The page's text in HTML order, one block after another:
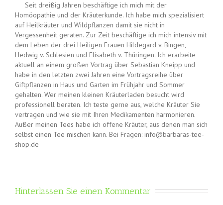
Seit dreißig Jahren beschäftige ich mich mit der
Homöopathie und der Kräuterkunde. Ich habe mich spezialisiert
auf Heilkräuter und Wildpflanzen damit sie nicht in
Vergessenheit geraten. Zur Zeit beschäftige ich mich intensiv mit
dem Leben der drei Heiligen Frauen Hildegard v. Bingen,
Hedwig v. Schlesien und Elisabeth v. Thüringen. Ich erarbeite
aktuell an einem großen Vortrag über Sebastian Kneipp und
habe in den letzten zwei Jahren eine Vortragsreihe über
Giftpflanzen in Haus und Garten im Frühjahr und Sommer
gehalten. Wer meinen kleinen Kräuterladen besucht wird
professionell beraten. Ich teste gerne aus, welche Kräuter Sie
vertragen und wie sie mit Ihren Medikamenten harmonieren.
Außer meinen Tees habe ich offene Kräuter, aus denen man sich
selbst einen Tee mischen kann. Bei Fragen: info@barbaras-tee-
shop.de
Hinterlassen Sie einen Kommentar